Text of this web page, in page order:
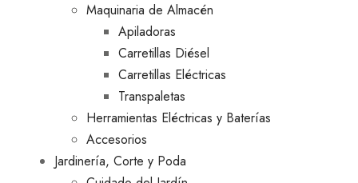
Maquinaria de Almacén
Apiladoras
Carretillas Diésel
Carretillas Eléctricas
Transpaletas
Herramientas Eléctricas y Baterías
Accesorios
Jardinería, Corte y Poda